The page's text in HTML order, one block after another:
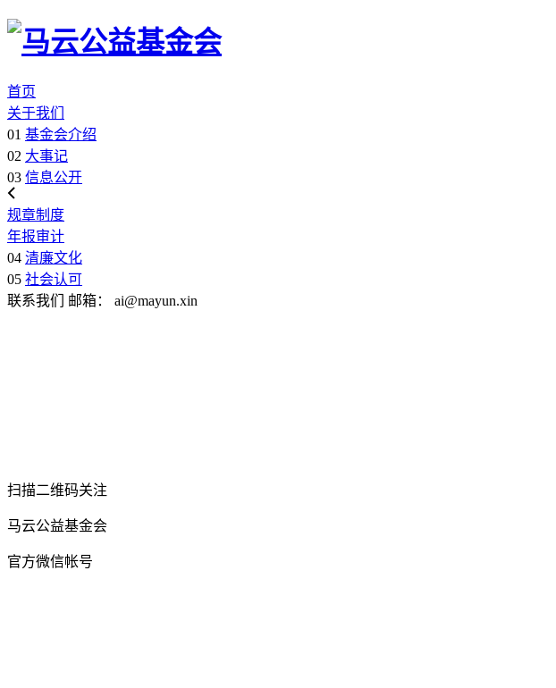
首页
关于我们
01 基金会介绍
02 大事记
03 信息公开
规章制度
年报审计
04 清廉文化
05 社会认可
联系我们
邮箱： ai@mayun.xin
扫描二维码关注
马云公益基金会
官方微信帐号